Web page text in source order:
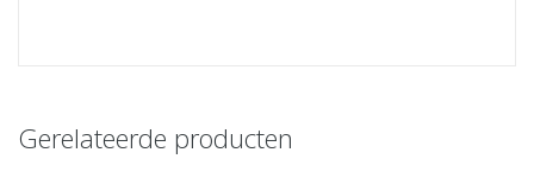
Gerelateerde producten